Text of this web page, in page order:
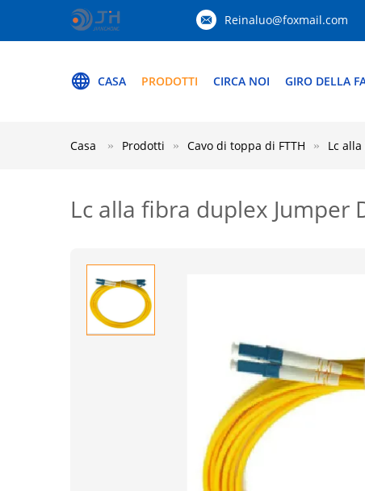
Reinaluo@foxmail.com
CASA PRODOTTI CIRCA NOI GIRO DELLA
Casa Prodotti Cavo di toppa di FTTH Lc
Lc alla fibra duplex